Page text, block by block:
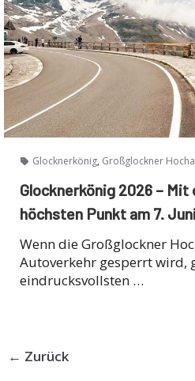
Glocknerkönig, Großglockner
Glocknerkönig 2026 – Mit
höchsten Punkt am 7.
Wenn die Großglockner
Autoverkehr gesperrt wird,
eindrucksvollsten …
← Zurück